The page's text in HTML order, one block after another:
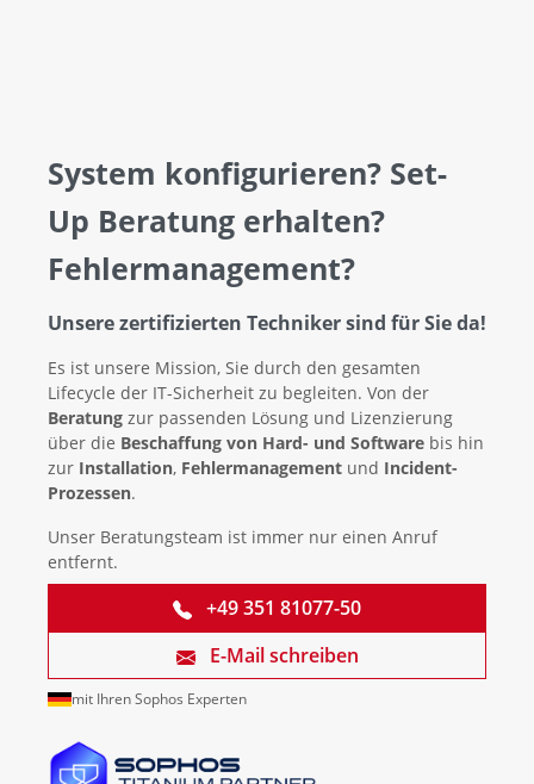
System konfigurieren? Set-
Up Beratung erhalten?
Fehlermanagement?
Unsere zertifizierten Techniker sind für Sie da!
Es ist unsere Mission, Sie durch den gesamten
Lifecycle der IT-Sicherheit zu begleiten. Von der
Beratung zur passenden Lösung und Lizenzierung
über die Beschaffung von Hard- und Software bis hin
zur Installation, Fehlermanagement und Incident-
Prozessen.
Unser Beratungsteam ist immer nur einen Anruf
entfernt.
+49 351 81077-50
E-Mail schreiben
mit Ihren Sophos Experten